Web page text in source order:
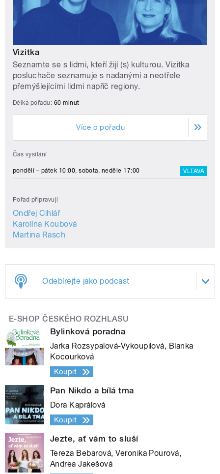
Vizitka
Seznamte se s lidmi, kteří žijí (s) kulturou. Vizitka
posluchače seznamuje s nadanými a neotřele
přemýšlejícími lidmi napříč regiony.
Délka pořadu: 60 minut
Více o pořadu
Čas vysílání
pondělí – pátek 10:00, sobota, neděle 17:00 VLTAVA
Pořad připravují
Ondřej Cihlář
Karolína Koubová
Martina Rasch
Odebírejte jako podcast
E-SHOP ČESKÉHO ROZHLASU
Bylinková poradna
Jarka Rozsypalová-Vykoupilová, Blanka
Kocourková
Koupit
Pan Nikdo a bílá tma
Dora Kaprálová
Koupit
Jezte, ať vám to sluší
Tereza Bebarová, Veronika Pourová,
Andrea Jakešová